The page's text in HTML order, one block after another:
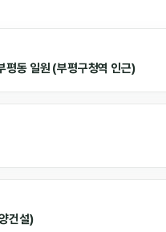
평동 일원 (부평구청역 인근)
건설)